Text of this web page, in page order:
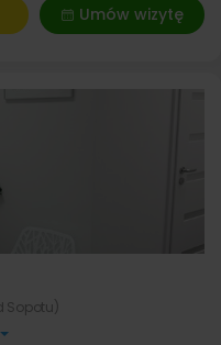
Umów wizytę
Sopotu)